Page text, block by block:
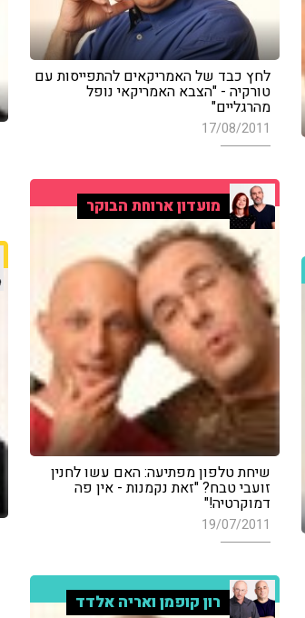
לחץ כבד של האמריקאים להתפייסות עם
טורקיה - "הצבא האמריקאי נופל
מהרגליים"
17/08/2011
מועדון ארוחת הבוקר
שיחת טלפון מפתיעה: האם עשו לחנין
זועבי טבח? "זאת נקמנות - אין פה
דמוקרטיה!"
19/07/2011
רון קופמן ואריה אלדד